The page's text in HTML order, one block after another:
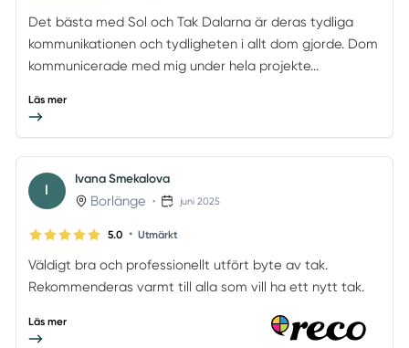
Det bästa med Sol och Tak Dalarna är deras tydliga
kommunikationen och tydligheten i allt dom gjorde. Dom
kommunicerade med mig under hela projekte...
Läs mer
I
Ivana Smekalova
Borlänge • juni 2025
5.0 • Utmärkt
Väldigt bra och professionellt utfört byte av tak.
Rekommenderas varmt till alla som vill ha ett nytt tak.
Läs mer